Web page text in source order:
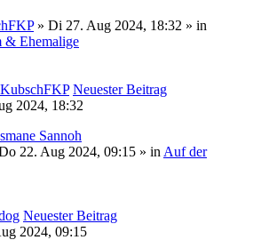
» Di 27. Aug 2024, 18:32 » in
& Ehemalige
Neuester Beitrag
2024, 18:32
Sannoh
22. Aug 2024, 09:15 » in Auf der
Neuester Beitrag
2024, 09:15